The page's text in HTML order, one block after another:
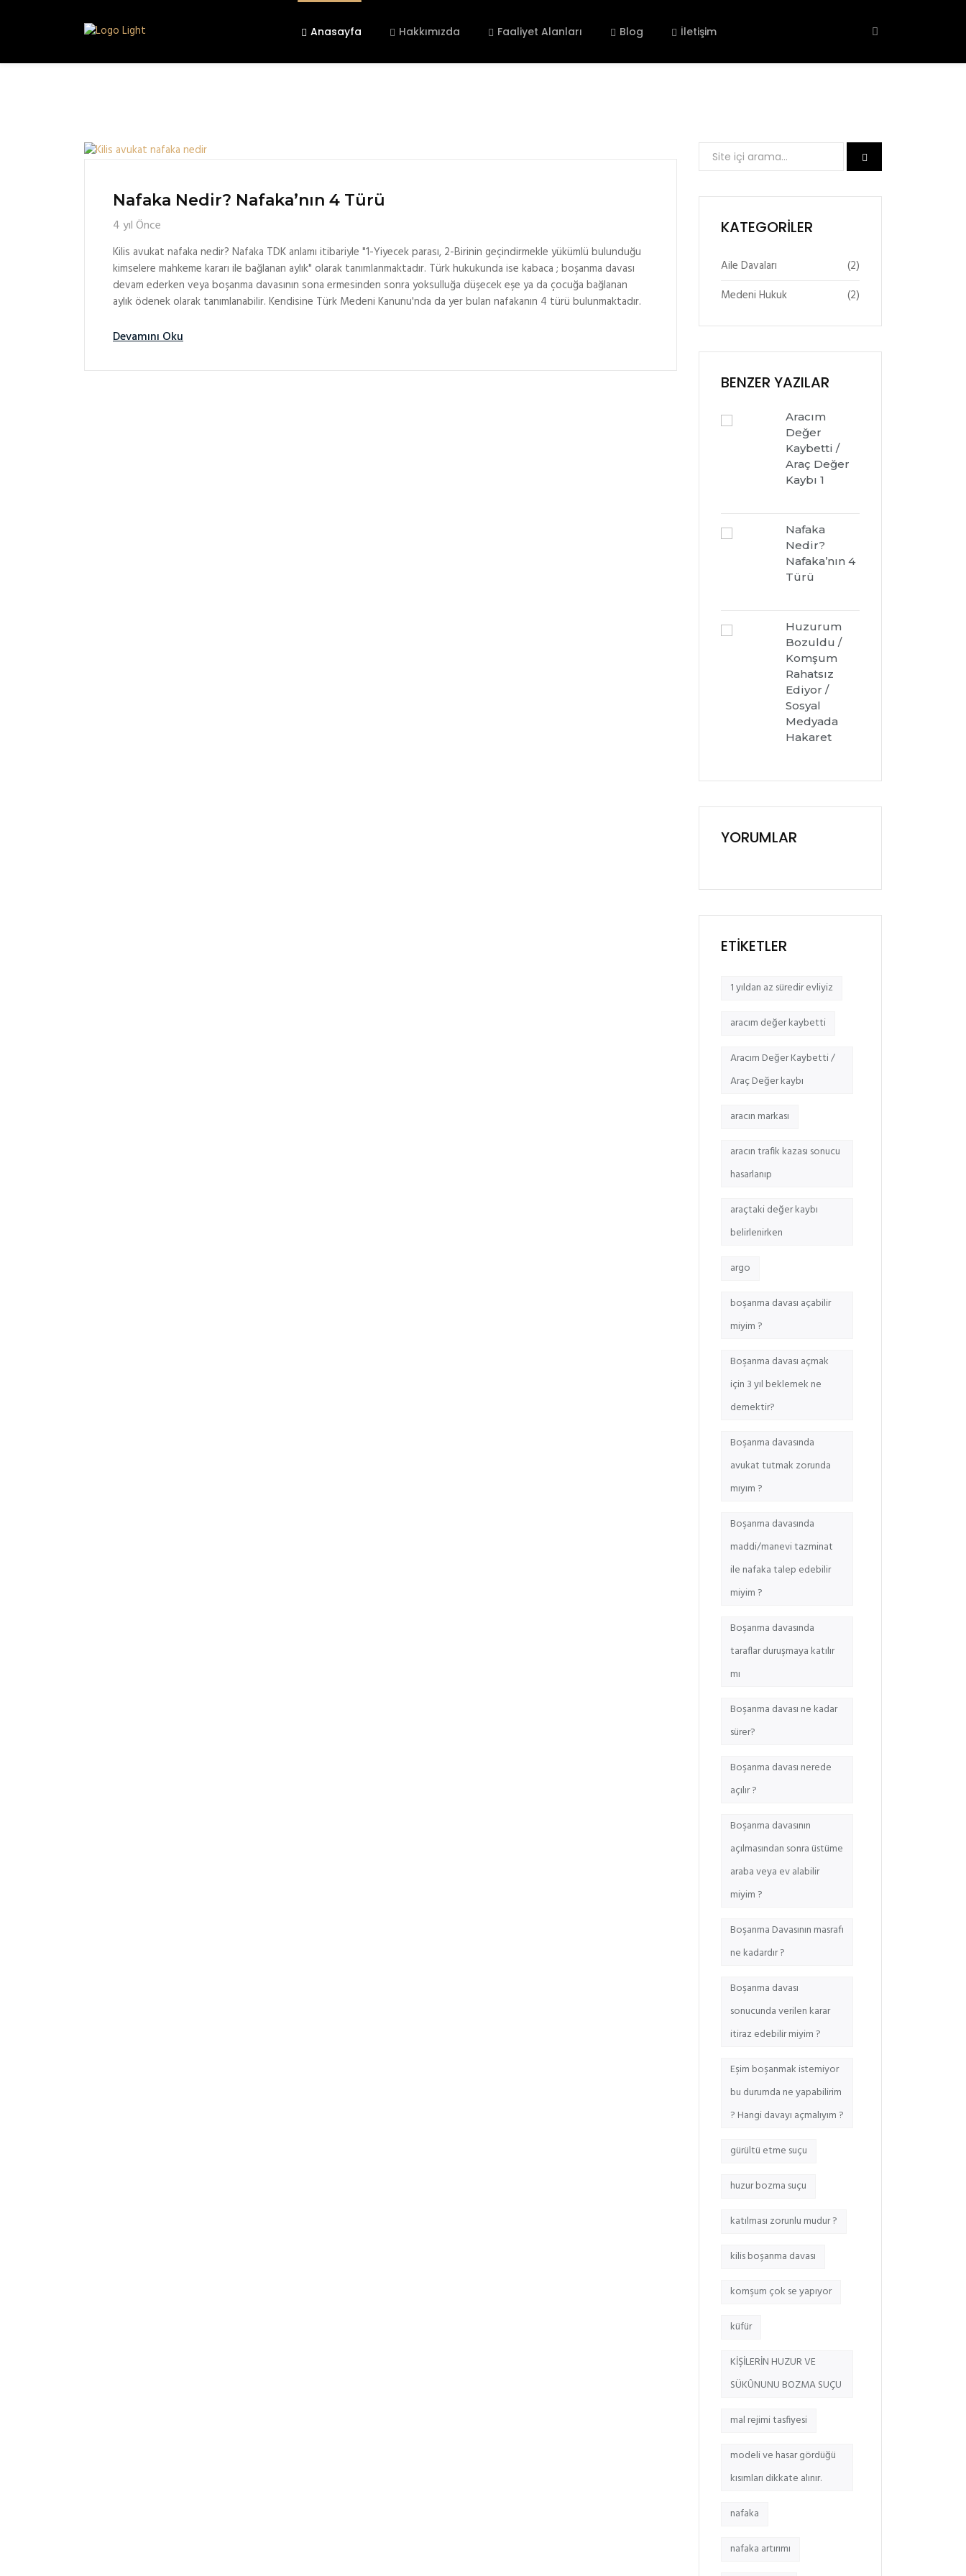
Anasayfa Hakkımızda Faaliyet Alanları Blog İletişim
Nafaka Nedir? Nafaka’nın 4 Türü
4 yıl Önce
Kilis avukat nafaka nedir? Nafaka TDK anlamı itibariyle "1-Yiyecek parası, 2-Birinin geçindirmekle yükümlü bulunduğu
kimselere mahkeme kararı ile bağlanan aylık" olarak tanımlanmaktadır. Türk hukukunda ise kabaca ; boşanma davası
devam ederken veya boşanma davasının sona ermesinden sonra yoksulluğa düşecek eşe ya da çocuğa bağlanan
aylık ödenek olarak tanımlanabilir. Kendisine Türk Medeni Kanunu'nda da yer bulan nafakanın 4 türü bulunmaktadır.
Devamını Oku
KATEGORILER
Aile Davaları
(2)
Medeni Hukuk
(2)
BENZER YAZILAR
Aracım
Değer
Kaybetti /
Araç Değer
Kaybı 1
Nafaka
Nedir?
Nafaka’nın 4
Türü
Huzurum
Bozuldu /
Komşum
Rahatsız
Ediyor /
Sosyal
Medyada
Hakaret
YORUMLAR
ETIKETLER
1 yıldan az süredir evliyiz
aracım değer kaybetti
Aracım Değer Kaybetti /
Araç Değer kaybı
aracın markası
aracın trafik kazası sonucu
hasarlanıp
araçtaki değer kaybı
belirlenirken
argo
boşanma davası açabilir
miyim ?
Boşanma davası açmak
için 3 yıl beklemek ne
demektir?
Boşanma davasında
avukat tutmak zorunda
mıyım ?
Boşanma davasında
maddi/manevi tazminat
ile nafaka talep edebilir
miyim ?
Boşanma davasında
taraflar duruşmaya katılır
mı
Boşanma davası ne kadar
sürer?
Boşanma davası nerede
açılır ?
Boşanma davasının
açılmasından sonra üstüme
araba veya ev alabilir
miyim ?
Boşanma Davasının masrafı
ne kadardır ?
Boşanma davası
sonucunda verilen karar
itiraz edebilir miyim ?
Eşim boşanmak istemiyor
bu durumda ne yapabilirim
? Hangi davayı açmalıyım ?
gürültü etme suçu
huzur bozma suçu
katılması zorunlu mudur ?
kilis boşanma davası
komşum çok se yapıyor
küfür
KİŞİLERİN HUZUR VE
SÜKÛNUNU BOZMA SUÇU
mal rejimi tasfiyesi
modeli ve hasar gördüğü
kısımları dikkate alınır.
nafaka
nafaka artırımı